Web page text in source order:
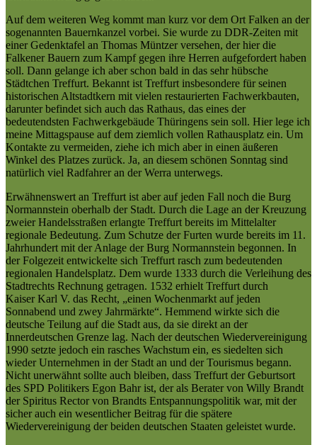
Auf dem weiteren Weg kommt man kurz vor dem Ort Falken an der
sogenannten Bauernkanzel vorbei. Sie wurde zu DDR-Zeiten mit
einer Gedenktafel an Thomas Müntzer versehen, der hier die
Falkener Bauern zum Kampf gegen ihre Herren aufgefordert haben
soll. Dann gelange ich aber schon bald in das sehr hübsche
Städtchen Treffurt. Bekannt ist Treffurt insbesondere für seinen
historischen Altstadtkern mit vielen restaurierten Fachwerkbauten,
darunter befindet sich auch das Rathaus, das eines der
bedeutendsten Fachwerkgebäude Thüringens sein soll. Hier lege ich
meine Mittagspause auf dem ziemlich vollen Rathausplatz ein. Um
Kontakte zu vermeiden, ziehe ich mich aber in einen äußeren
Winkel des Platzes zurück. Ja, an diesem schönen Sonntag sind
natürlich viel Radfahrer an der Werra unterwegs.
Erwähnenswert an Treffurt ist aber auf jeden Fall noch die Burg
Normannstein oberhalb der Stadt. Durch die Lage an der Kreuzung
zweier Handelsstraßen erlangte Treffurt bereits im Mittelalter
regionale Bedeutung. Zum Schutze der Furten wurde bereits im 11.
Jahrhundert mit der Anlage der Burg Normannstein begonnen. In
der Folgezeit entwickelte sich Treffurt rasch zum bedeutenden
regionalen Handelsplatz. Dem wurde 1333 durch die Verleihung des
Stadtrechts Rechnung getragen. 1532 erhielt Treffurt durch
Kaiser Karl V. das Recht, „einen Wochenmarkt auf jeden
Sonnabend und zwey Jahrmärkte“. Hemmend wirkte sich die
deutsche Teilung auf die Stadt aus, da sie direkt an der
Innerdeutschen Grenze lag. Nach der deutschen Wiedervereinigung
1990 setzte jedoch ein rasches Wachstum ein, es siedelten sich
wieder Unternehmen in der Stadt an und der Tourismus begann.
Nicht unerwähnt sollte auch bleiben, dass Treffurt der Geburtsort
des SPD Politikers Egon Bahr ist, der als Berater von Willy Brandt
der Spiritus Rector von Brandts Entspannungspolitik war, mit der
sicher auch ein wesentlicher Beitrag für die spätere
Wiedervereinigung der beiden deutschen Staaten geleistet wurde.